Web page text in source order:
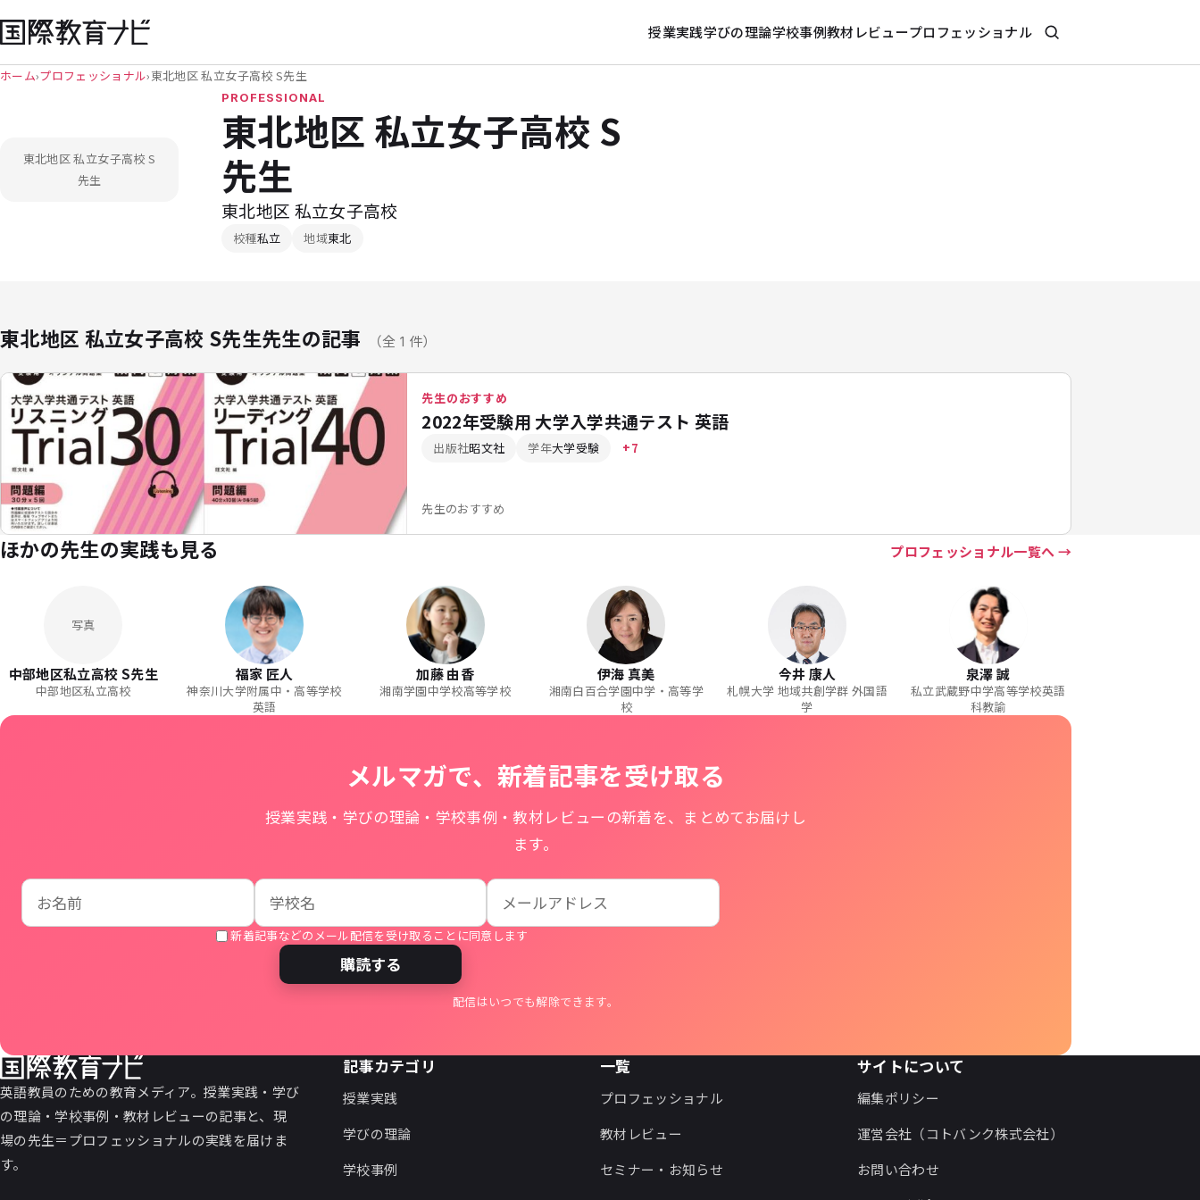
授業実践学びの理論学校事例教材レビュープロフェッショナル
ホーム›プロフェッショナル›東北地区 私立女子高校 S先生
東北地区 私立女子高校 S
先生
PROFESSIONAL
東北地区 私立女子高校 S
先生
東北地区 私立女子高校
校種私立 地域東北
東北地区 私立女子高校 S先生先生の記事 （全 1 件）
先生のおすすめ
2022年受験用 大学入学共通テスト 英語
出版社昭文社 学年大学受験 +7
先生のおすすめ
ほかの先生の実践も見る プロフェッショナル一覧へ
写真
中部地区私立高校 S先生
中部地区私立高校
福家 匠人
神奈川大学附属中・高等学校
英語
加藤 由香
湘南学園中学校高等学校
伊海 真美
湘南白百合学園中学・高等学
校
今井 康人
札幌大学 地域共創学群 外国語
学
泉澤 誠
私立武蔵野中学高等学校英語
科教諭
メルマガで、新着記事を受け取る
授業実践・学びの理論・学校事例・教材レビューの新着を、まとめてお届けし
ます。
お名前
学校名
メールアドレス
新着記事などのメール配信を受け取ることに同意します
購読する
配信はいつでも解除できます。
英語教員のための教育メディア。授業実践・学び
の理論・学校事例・教材レビューの記事と、現
場の先生＝プロフェッショナルの実践を届けま
す。
記事カテゴリ
授業実践
学びの理論
学校事例
一覧
プロフェッショナル
教材レビュー
セミナー・お知らせ
サイトについて
編集ポリシー
運営会社（コトバンク株式会社）
お問い合わせ